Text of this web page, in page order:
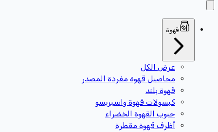
قهوة
عرض الكل
محاصيل قهوة مفردة المصدر
قهوة بلند
كبسولات قهوة واسبريسو
حبوب القهوة الخضراء
أظرف قهوة مقطرة